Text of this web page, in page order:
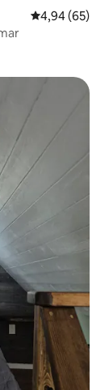
Calificación
4,94 (65)